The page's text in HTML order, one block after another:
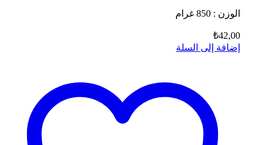
الوزن : 850 غرام
₺42,00
إضافة إلى السلة